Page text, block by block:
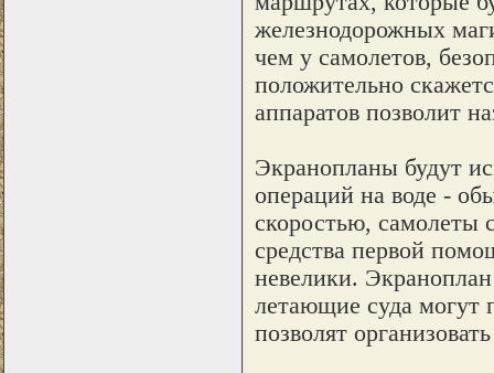
железнодорожных
чем у самолетов,
положительно
аппаратов позволит
Экранопланы будут
операций на воде -
скоростью, самолеты
средства первой
невелики.
летающие суда могут
позволят